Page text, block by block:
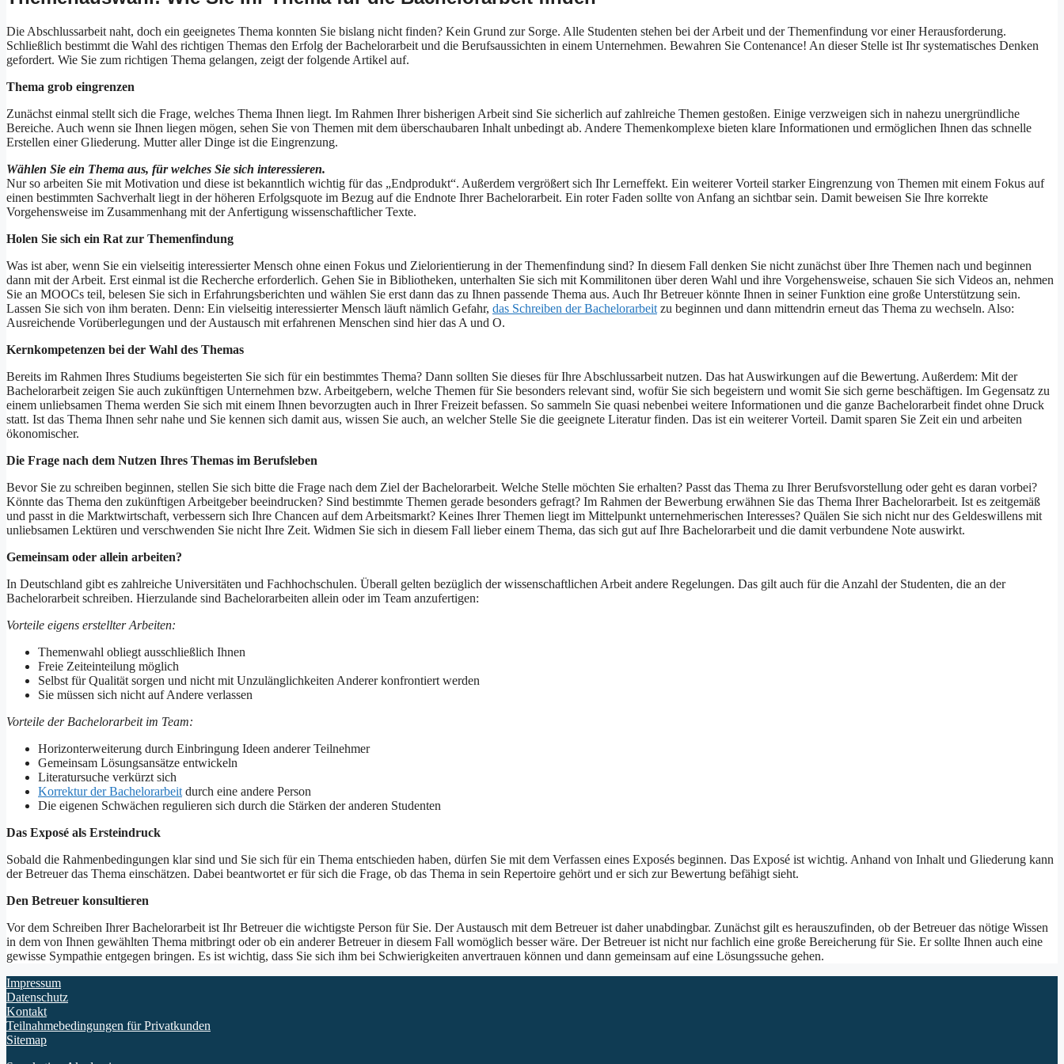
Die Abschlussarbeit naht, doch ein geeignetes Thema konnten Sie bislang nicht finden? Kein Grund zur Sorge. Alle Studenten stehen bei der Arbeit und der Themenfindung vor einer Herausforderung.
Schließlich bestimmt die Wahl des richtigen Themas den Erfolg der Bachelorarbeit und die Berufsaussichten in einem Unternehmen. Bewahren Sie Contenance! An dieser Stelle ist Ihr systematisches Denken
gefordert. Wie Sie zum richtigen Thema gelangen, zeigt der folgende Artikel auf.
Thema grob eingrenzen
Zunächst einmal stellt sich die Frage, welches Thema Ihnen liegt. Im Rahmen Ihrer bisherigen Arbeit sind Sie sicherlich auf zahlreiche Themen gestoßen. Einige verzweigen sich in nahezu unergründliche
Bereiche. Auch wenn sie Ihnen liegen mögen, sehen Sie von Themen mit dem überschaubaren Inhalt unbedingt ab. Andere Themenkomplexe bieten klare Informationen und ermöglichen Ihnen das schnelle
Erstellen einer Gliederung. Mutter aller Dinge ist die Eingrenzung.
Wählen Sie ein Thema aus, für welches Sie sich interessieren.
Nur so arbeiten Sie mit Motivation und diese ist bekanntlich wichtig für das „Endprodukt“. Außerdem vergrößert sich Ihr Lerneffekt. Ein weiterer Vorteil starker Eingrenzung von Themen mit einem Fokus auf
einen bestimmten Sachverhalt liegt in der höheren Erfolgsquote im Bezug auf die Endnote Ihrer Bachelorarbeit. Ein roter Faden sollte von Anfang an sichtbar sein. Damit beweisen Sie Ihre korrekte
Vorgehensweise im Zusammenhang mit der Anfertigung wissenschaftlicher Texte.
Holen Sie sich ein Rat zur Themenfindung
Was ist aber, wenn Sie ein vielseitig interessierter Mensch ohne einen Fokus und Zielorientierung in der Themenfindung sind? In diesem Fall denken Sie nicht zunächst über Ihre Themen nach und beginnen
dann mit der Arbeit. Erst einmal ist die Recherche erforderlich. Gehen Sie in Bibliotheken, unterhalten Sie sich mit Kommilitonen über deren Wahl und ihre Vorgehensweise, schauen Sie sich Videos an, nehmen
Sie an MOOCs teil, belesen Sie sich in Erfahrungsberichten und wählen Sie erst dann das zu Ihnen passende Thema aus. Auch Ihr Betreuer könnte Ihnen in seiner Funktion eine große Unterstützung sein.
Lassen Sie sich von ihm beraten. Denn: Ein vielseitig interessierter Mensch läuft nämlich Gefahr, das Schreiben der Bachelorarbeit zu beginnen und dann mittendrin erneut das Thema zu wechseln. Also:
Ausreichende Vorüberlegungen und der Austausch mit erfahrenen Menschen sind hier das A und O.
Kernkompetenzen bei der Wahl des Themas
Bereits im Rahmen Ihres Studiums begeisterten Sie sich für ein bestimmtes Thema? Dann sollten Sie dieses für Ihre Abschlussarbeit nutzen. Das hat Auswirkungen auf die Bewertung. Außerdem: Mit der
Bachelorarbeit zeigen Sie auch zukünftigen Unternehmen bzw. Arbeitgebern, welche Themen für Sie besonders relevant sind, wofür Sie sich begeistern und womit Sie sich gerne beschäftigen. Im Gegensatz zu
einem unliebsamen Thema werden Sie sich mit einem Ihnen bevorzugten auch in Ihrer Freizeit befassen. So sammeln Sie quasi nebenbei weitere Informationen und die ganze Bachelorarbeit findet ohne Druck
statt. Ist das Thema Ihnen sehr nahe und Sie kennen sich damit aus, wissen Sie auch, an welcher Stelle Sie die geeignete Literatur finden. Das ist ein weiterer Vorteil. Damit sparen Sie Zeit ein und arbeiten
ökonomischer.
Die Frage nach dem Nutzen Ihres Themas im Berufsleben
Bevor Sie zu schreiben beginnen, stellen Sie sich bitte die Frage nach dem Ziel der Bachelorarbeit. Welche Stelle möchten Sie erhalten? Passt das Thema zu Ihrer Berufsvorstellung oder geht es daran vorbei?
Könnte das Thema den zukünftigen Arbeitgeber beeindrucken? Sind bestimmte Themen gerade besonders gefragt? Im Rahmen der Bewerbung erwähnen Sie das Thema Ihrer Bachelorarbeit. Ist es zeitgemäß
und passt in die Marktwirtschaft, verbessern sich Ihre Chancen auf dem Arbeitsmarkt? Keines Ihrer Themen liegt im Mittelpunkt unternehmerischen Interesses? Quälen Sie sich nicht nur des Geldeswillens mit
unliebsamen Lektüren und verschwenden Sie nicht Ihre Zeit. Widmen Sie sich in diesem Fall lieber einem Thema, das sich gut auf Ihre Bachelorarbeit und die damit verbundene Note auswirkt.
Gemeinsam oder allein arbeiten?
In Deutschland gibt es zahlreiche Universitäten und Fachhochschulen. Überall gelten bezüglich der wissenschaftlichen Arbeit andere Regelungen. Das gilt auch für die Anzahl der Studenten, die an der
Bachelorarbeit schreiben. Hierzulande sind Bachelorarbeiten allein oder im Team anzufertigen:
Vorteile eigens erstellter Arbeiten:
Themenwahl obliegt ausschließlich Ihnen
Freie Zeiteinteilung möglich
Selbst für Qualität sorgen und nicht mit Unzulänglichkeiten Anderer konfrontiert werden
Sie müssen sich nicht auf Andere verlassen
Vorteile der Bachelorarbeit im Team:
Horizonterweiterung durch Einbringung Ideen anderer Teilnehmer
Gemeinsam Lösungsansätze entwickeln
Literatursuche verkürzt sich
Korrektur der Bachelorarbeit durch eine andere Person
Die eigenen Schwächen regulieren sich durch die Stärken der anderen Studenten
Das Exposé als Ersteindruck
Sobald die Rahmenbedingungen klar sind und Sie sich für ein Thema entschieden haben, dürfen Sie mit dem Verfassen eines Exposés beginnen. Das Exposé ist wichtig. Anhand von Inhalt und Gliederung kann
der Betreuer das Thema einschätzen. Dabei beantwortet er für sich die Frage, ob das Thema in sein Repertoire gehört und er sich zur Bewertung befähigt sieht.
Den Betreuer konsultieren
Vor dem Schreiben Ihrer Bachelorarbeit ist Ihr Betreuer die wichtigste Person für Sie. Der Austausch mit dem Betreuer ist daher unabdingbar. Zunächst gilt es herauszufinden, ob der Betreuer das nötige Wissen
in dem von Ihnen gewählten Thema mitbringt oder ob ein anderer Betreuer in diesem Fall womöglich besser wäre. Der Betreuer ist nicht nur fachlich eine große Bereicherung für Sie. Er sollte Ihnen auch eine
gewisse Sympathie entgegen bringen. Es ist wichtig, dass Sie sich ihm bei Schwierigkeiten anvertrauen können und dann gemeinsam auf eine Lösungssuche gehen.
Impressum
Datenschutz
Kontakt
Teilnahmebedingungen für Privatkunden
Sitemap